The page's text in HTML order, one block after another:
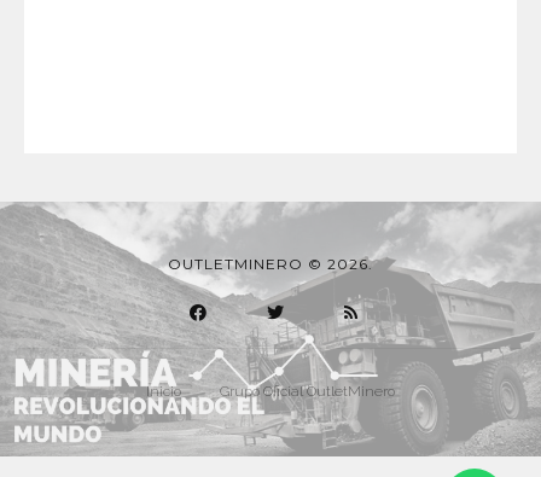
OUTLETMINERO © 2026.
Inicio Grupo Oficial OutletMinero